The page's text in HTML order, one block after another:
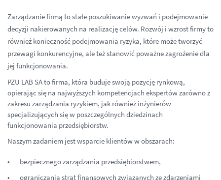
Zarządzanie firmą to stałe poszukiwanie wyzwań i podejmowanie
decyzji nakierowanych na realizację celów. Rozwój i wzrost firmy to
również konieczność podejmowania ryzyka, które może tworzyć
przewagi konkurencyjne, ale też stanowić poważne zagrożenie dla
jej funkcjonowania.
PZU LAB SA to firma, która buduje swoją pozycję rynkową,
opierając się na najwyższych kompetencjach ekspertów zarówno z
zakresu zarządzania ryzykiem, jak również inżynierów
specjalizujących się w poszczególnych dziedzinach
funkcjonowania przedsiębiorstw.
Naszym zadaniem jest wsparcie klientów w obszarach:
bezpiecznego zarządzania przedsiębiorstwem,
ograniczania strat finansowych związanych ze zdarzeniami